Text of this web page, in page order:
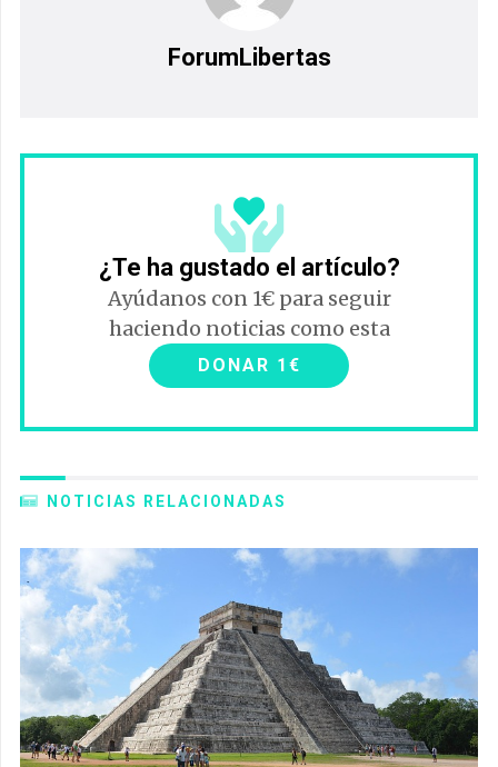
ForumLibertas
¿Te ha gustado el artículo?
Ayúdanos con 1€ para seguir
haciendo noticias como esta
DONAR 1€
NOTICIAS RELACIONADAS